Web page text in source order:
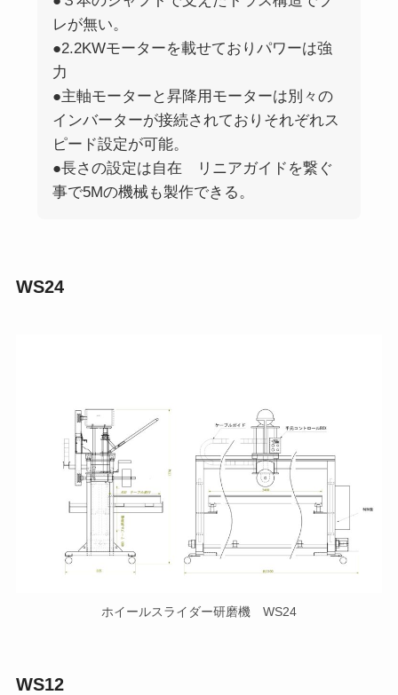
レが無い。
●2.2KWモーターを載せておりパワーは強
力
●主軸モーターと昇降用モーターは別々の
インバーターが接続されておりそれぞれス
ピード設定が可能。
●長さの設定は自在 リニアガイドを繋ぐ
事で5Mの機械も製作できる。
WS24
ホイールスライダー研磨機 WS24
WS12